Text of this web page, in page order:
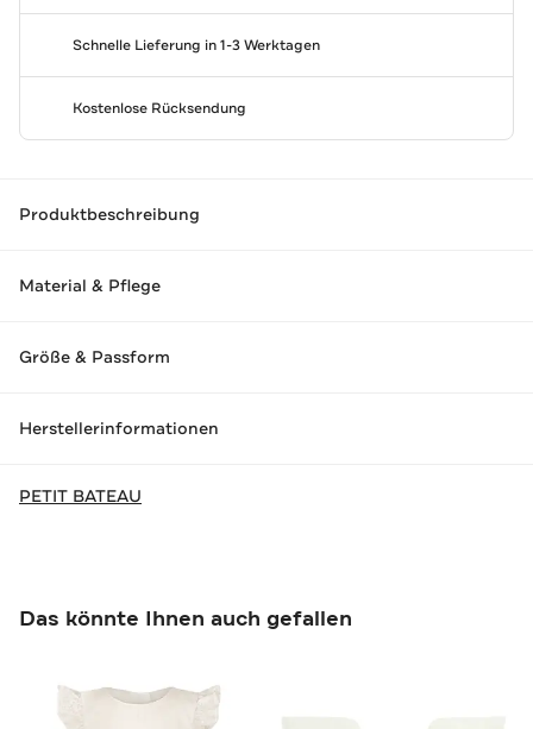
Schnelle Lieferung in 1-3 Werktagen
Kostenlose Rücksendung
Produktbeschreibung
Material & Pflege
Größe & Passform
Herstellerinformationen
PETIT BATEAU
Das könnte Ihnen auch gefallen